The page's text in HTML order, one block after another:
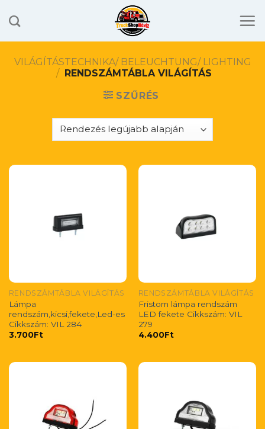
to
VILÁGÍTÁSTECHNIKA/ BELEUCHTUNG/ LIGHTING
/ RENDSZÁMTÁBLA VILÁGÍTÁS
SZŰRÉS
RENDSZÁMTÁBLA VILÁGÍTÁS
Lámpa
rendszám,kicsi,fekete,Led-es
Cikkszám: VIL 284
3.700Ft
RENDSZÁMTÁBLA VILÁGÍTÁS
Fristom lámpa rendszám
LED fekete Cikkszám: VIL
279
4.400Ft